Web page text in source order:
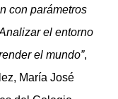
con parámetros
el entorno
el mundo”,
María José